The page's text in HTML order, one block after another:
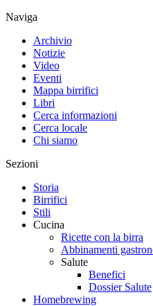
Naviga
Archivio
Notizie
Video
Eventi
Mappa birrifici
Libri
Cerca informazioni
Cerca locale
Chi siamo
Sezioni
Storia
Birrifici
Stili
Cucina
Ricette con la birra
Abbinamenti
Salute
Benefici
Dossier Salute
Homebrewing